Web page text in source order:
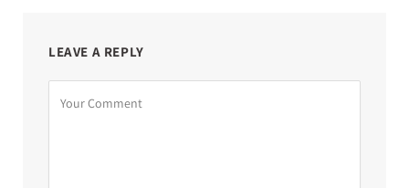
LEAVE A REPLY